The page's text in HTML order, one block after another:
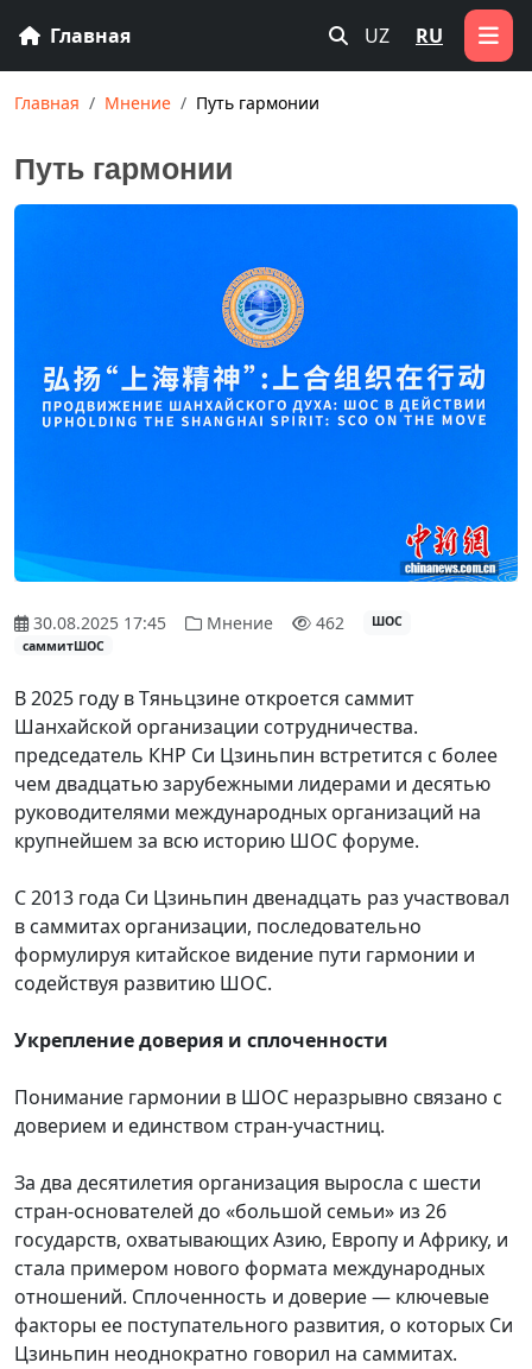
Главная UZ RU
Главная Мнение Путь гармонии
Путь гармонии
30.08.2025 17:45 Мнение 462
ШОС
саммитШОС
В 2025 году в Тяньцзине откроется саммит
Шанхайской организации сотрудничества.
председатель КНР Си Цзиньпин встретится с более
чем двадцатью зарубежными лидерами и десятью
руководителями международных организаций на
крупнейшем за всю историю ШОС форуме.
С 2013 года Си Цзиньпин двенадцать раз участвовал
в саммитах организации, последовательно
формулируя китайское видение пути гармонии и
содействуя развитию ШОС.
Укрепление доверия и сплоченности
Понимание гармонии в ШОС неразрывно связано с
доверием и единством стран-участниц.
За два десятилетия организация выросла с шести
стран-основателей до «большой семьи» из 26
государств, охватывающих Азию, Европу и Африку, и
стала примером нового формата международных
отношений. Сплоченность и доверие — ключевые
факторы ее поступательного развития, о которых Си
Цзиньпин неоднократно говорил на саммитах.